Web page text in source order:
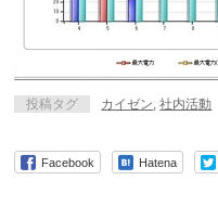
投稿タグ カイゼン ,社内活動
Facebook Hatena